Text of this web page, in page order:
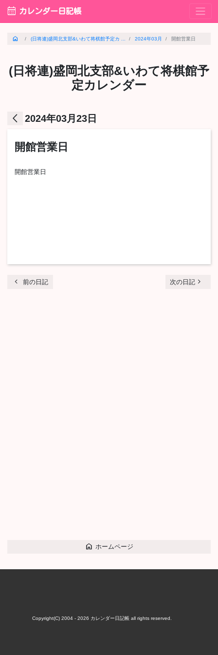
calendar_month カレンダー日記帳
home (日将連)盛岡北支部&いわて将棋館予定カ ... 2024年03月 開館営業日
(日将連)盛岡北支部&いわて将棋館予
定カレンダー
arrow_back_ios 2024年03月23日
開館営業日
開館営業日
chevron_left 前の日記 次の日記 navigate_next
home ホームページ
Copyright(C) 2004 - 2026 カレンダー日記帳all rights reserved.